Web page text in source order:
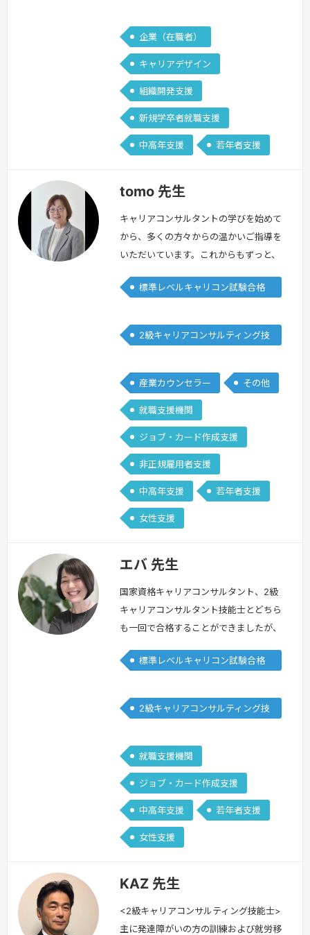
企業（在職者）
キャリアデザイン
組織開発支援
新規学卒者就職支援
中高年支援 若年者支援
tomo 先生
キャリアコンサルタントの学びを始めて
から、多くの方々からの温かいご指導を
いただいています。これからもずっと、
す。人生１００年時代。生涯現役。人は
います。そして、何回でもやり直せると
思います。子育て、介護とブランクはあ
挑戦していく気持ちがあれば、乗り越え
ていけると確信しています。一緒に頑張
って…続きを見る »
標準レベルキャリコン試験合格
2級キャリアコンサルティング技
産業カウンセラー その他
就職支援機関
ジョブ・カード作成支援
非正規雇用者支援
中高年支援 若年者支援
女性支援
エバ 先生
国家資格キャリアコンサルタント、2級
キャリアコンサルタント技能士とどちら
も一回で合格することができましたが、
気持ちを聴くだけで見立て・問題共有が
消化しきれず逆にどうしてよいかわから
ず迷走すること数カ月、あっているかな
くことで一つずつ課題をクリアすること
ができました。今回レッスンを受ける目
的や… 続きを見る »
標準レベルキャリコン試験合格
2級キャリアコンサルティング技
就職支援機関
ジョブ・カード作成支援
中高年支援 若年者支援
女性支援
KAZ 先生
<2級キャリアコンサルティング技能士>
主に発達障がいの方の訓練および就労移